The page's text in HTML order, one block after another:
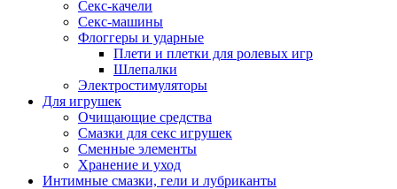
Секс-качели
Секс-машины
Флоггеры и ударные
Плети и плетки для ролевых игр
Шлепалки
Электростимуляторы
Для игрушек
Очищающие средства
Смазки для секс игрушек
Сменные элементы
Хранение и уход
Интимные смазки, гели и лубриканты